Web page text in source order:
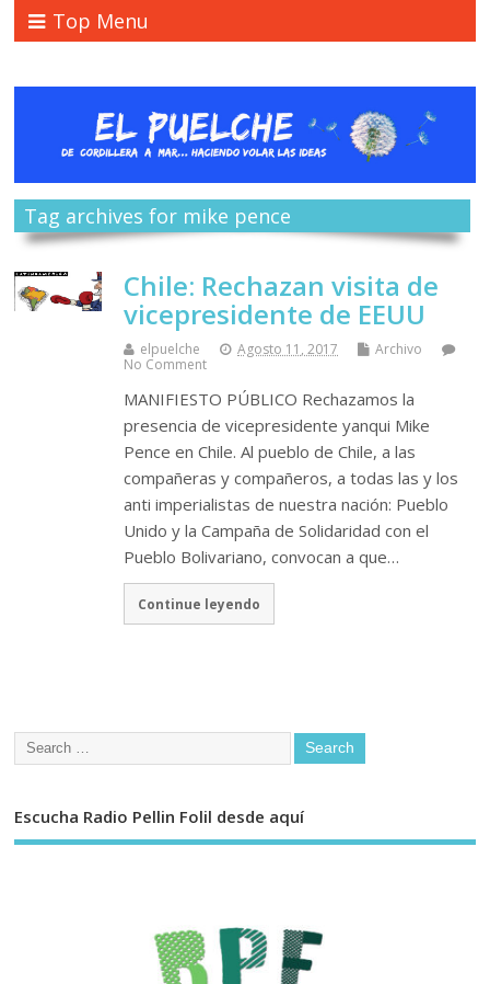
Top Menu
Tag archives for mike pence
Chile: Rechazan visita de
vicepresidente de EEUU
elpuelche Agosto 11, 2017
Archivo
No Comment
MANIFIESTO PÚBLICO Rechazamos la
presencia de vicepresidente yanqui Mike
Pence en Chile. Al pueblo de Chile, a las
compañeras y compañeros, a todas las y los
anti imperialistas de nuestra nación: Pueblo
Unido y la Campaña de Solidaridad con el
Pueblo Bolivariano, convocan a que…
Continue leyendo
Escucha Radio Pellin Folil desde aquí